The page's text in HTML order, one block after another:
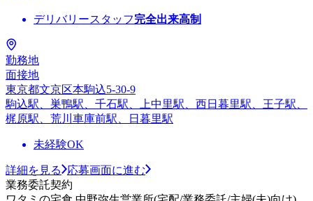
デリバリースタッフ完全出来高制
勤務地
面接地
東京都文京区本駒込5-30-9
駒込駅、巣鴨駅、千石駅、上中里駅、西日暮里駅、王子駅、
梶原駅、荒川車庫前駅、日暮里駅
未経験OK
詳細を見る
応募画面に進む
業務委託契約